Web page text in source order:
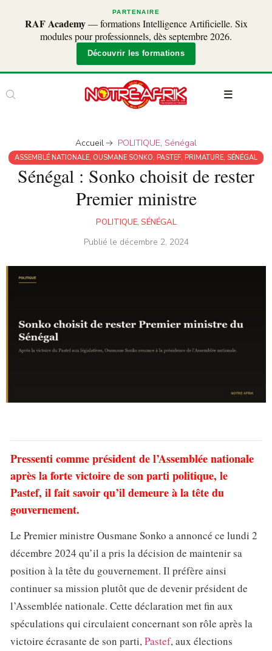
PARTENAIRE
RAF Academy— formations Intelligence Artificielle. Six
modules pour professionnels, dès septembre 2026.
Découvrir les formations
Accueil POLITIQUE, Sénégal
ASSEMBLÉ NATIONALE, OUSMANE SONKO, PASTEF, PRIMATURE, SÉNÉGAL
Sénégal : Sonko choisit de rester
Premier ministre
POLITIQUE, SÉNÉGAL
Publié le décembre 2, 2024
Pressenti comme président de l’Assemblée nationale
après la forte victoire de son parti politique, le
Pastef, il fait savoir qu’il demeure à la tête du
gouvernement.
Le Premier ministre Ousmane Sonko a annoncé ce lundi 2
décembre 2024 qu’il a pris la décision de maintenir sa
position à la tête du gouvernement. Il préfère ainsi
continuer sa mission plutôt que de devenir président de
l’Assemblée nationale. Cette déclaration met fin aux
spéculations qui circulaient concernant son rôle après la
victoire écrasante de son parti,Pastef, aux élections